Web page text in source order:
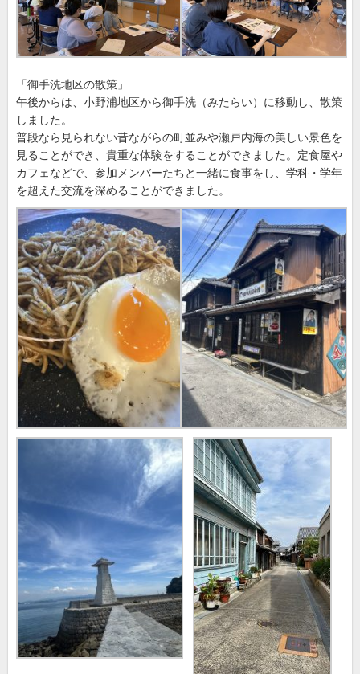
「御手洗地区の散策」
午後からは、小野浦地区から御手洗（みたらい）に移動し、散策
しました。
普段なら見られない昔ながらの町並みや瀬戸内海の美しい景色を
見ることができ、貴重な体験をすることができました。定食屋や
カフェなどで、参加メンバーたちと一緒に食事をし、学科・学年
を超えた交流を深めることができました。